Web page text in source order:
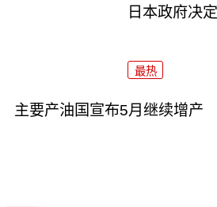
日本政府决
最热
主要产油国宣布5月继续增产